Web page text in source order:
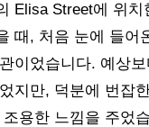
Elisa Street에 위치
때, 처음 눈에 들어
이었습니다. 예상
지만, 덕분에 번잡
용한 느낌을 주었